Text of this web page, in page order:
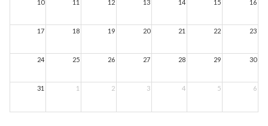
10 11 12 13 14 15 16
17 18 19 20 21 22 23
24 25 26 27 28 29 30
31 1 2 3 4 5 6